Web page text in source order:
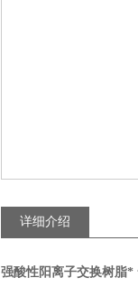
详细介绍
强酸性阳离子交换树脂*